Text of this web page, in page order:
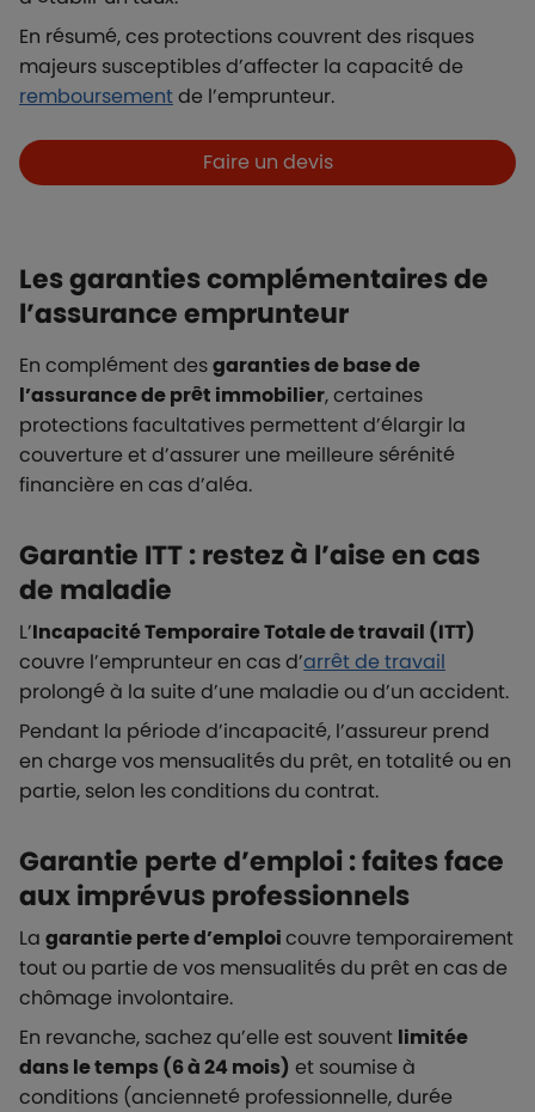
En résumé, ces protections couvrent des risques
majeurs susceptibles d’affecter la capacité de
remboursementde l’emprunteur.
Boutons et liens
Faire un devis
Les garanties complémentaires de
l’assurance emprunteur
En complément desgaranties de base de
l’assurance de prêt immobilier, certaines
protections facultatives permettent d’élargir la
couverture et d’assurer une meilleure sérénité
financière en cas d’aléa.
Garantie ITT : restez à l’aise en cas
de maladie
L’Incapacité Temporaire Totale de travail (ITT)
couvre l’emprunteur en cas d’arrêt de travail
prolongé à la suite d’une maladie ou d’un accident.
Pendant la période d’incapacité, l’assureur prend
en charge vos mensualités du prêt, en totalité ou en
partie, selon les conditions du contrat.
Garantie perte d’emploi : faites face
aux imprévus professionnels
La garantie perte d’emploicouvre temporairement
tout ou partie de vos mensualités du prêt en cas de
chômage involontaire.
En revanche, sachez qu’elle est souvent limitée
dans le temps (6 à 24 mois) et soumise à
conditions (ancienneté professionnelle, durée